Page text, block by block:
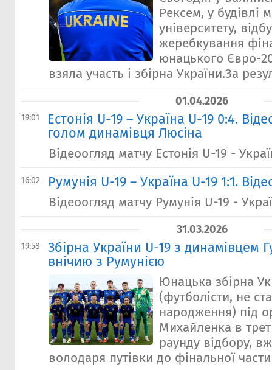
Рексем, у будівлі
університету,
жеребкування
юнацького Євро-
взяла участь і збірна України.За
01.04.2026
19:01
Естонія U-19 – Україна U-19 0:4.
голом динамівця Люсіна
Відеоогляд матчу Естонія U-19 -
16:02 Румунія U-19 – Україна U-19 1:1.
Відеоогляд матчу Румунія U-19 -
31.03.2026
19:58
Збірна України U-19 з динамівцем
внічию з Румунією
Юнацька збірна
(футболісти, не
народження) під
Михайленка в
раунду відбору,
володаря путівки до фінальної